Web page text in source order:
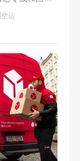
线适合大宗
效最快。选
接入仓，提高
收时效为3-7
空运